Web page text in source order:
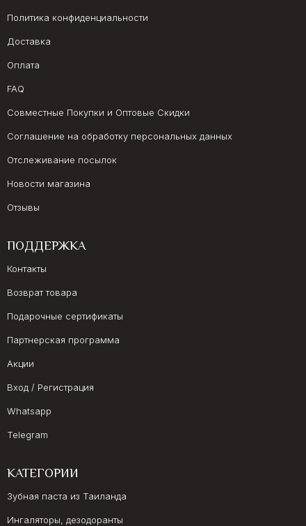
Политика конфиденциальности
Доставка
Оплата
FAQ
Совместные Покупки и Оптовые Скидки
Соглашение на обработку персональных данных
Отслеживание посылок
Новости магазина
Отзывы
ПОДДЕРЖКА
Контакты
Возврат товара
Подарочные сертификаты
Партнерская программа
Акции
Вход / Регистрация
Whatsapp
Telegram
КАТЕГОРИИ
Зубная паста из Таиланда
Ингаляторы, дезодоранты